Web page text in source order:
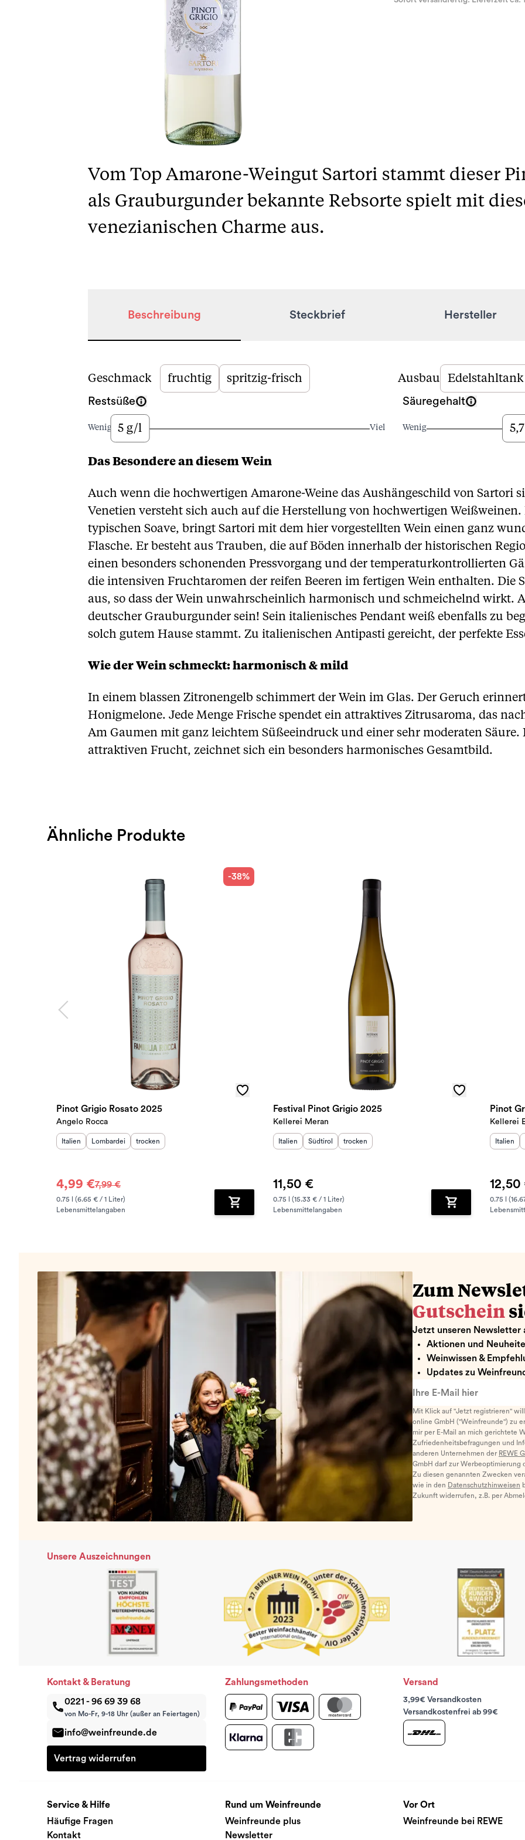
Vom Top Amarone-Weingut Sartori stammt dieser
als Grauburgunder bekannte Rebsorte spielt mit
venezianischen Charme aus.
Beschreibung Steckbrief Hersteller
Beschreibung
Geschmack fruchtig spritzig-frisch Ausbau Edelstahltank
Restsüße
Wenig 5 g/l Viel
Säuregehalt
Wenig
Das Besondere an diesem Wein
Auch wenn die hochwertigen Amarone-Weine das Aushängeschild von Sartori
Venetien versteht sich auch auf die Herstellung von hochwertigen Weißweinen.
typischen Soave, bringt Sartori mit dem hier vorgestellten Wein einen ganz
Flasche. Er besteht aus Trauben, die auf Böden innerhalb der historischen
einen besonders schonenden Pressvorgang und der temperaturkontrollierten
die intensiven Fruchtaromen der reifen Beeren im fertigen Wein enthalten. Die
aus, so dass der Wein unwahrscheinlich harmonisch und schmeichelnd wirkt.
deutscher Grauburgunder sein! Sein italienisches Pendant weiß ebenfalls zu
solch gutem Hause stammt. Zu italienischen Antipasti gereicht, der perfekte
Wie der Wein schmeckt: harmonisch & mild
In einem blassen Zitronengelb schimmert der Wein im Glas. Der Geruch
Honigmelone. Jede Menge Frische spendet ein attraktives Zitrusaroma, das
Am Gaumen mit ganz leichtem Süßeeindruck und einer sehr moderaten
attraktiven Frucht, zeichnet sich ein besonders harmonisches Gesamtbild.
Ähnliche Produkte
-38%
Pinot Grigio Rosato 2025
Angelo Rocca
Herkunftsland:
Italien Herkunftsregion:
Lombardei Geschmack
trocken
4,99 €7,99 €
0.75 l (6.65 € / 1 Liter)
Lebensmittelangaben
Zum Warenkorb hinzufügen
Festival Pinot Grigio 2025
Kellerei Meran
Herkunftsland:
Italien Herkunftsregion:
Südtirol Geschmack
trocken
11,50 €
0.75 l (15.33 € / 1 Liter)
Lebensmittelangaben
Zum Warenkorb
Pinot
Kellerei
Italien
12,50
0.75 l
Zum
Gutschein
Jetzt unseren Newsletter
Aktionen und
Weinwissen &
Updates zu
Mit Klick auf "Jetzt registrieren"
online GmbH ("Weinfreunde") zu
mir per E-Mail an mich gerichtete
Zufriedenheitsbefragungen und
anderen Unternehmen der REWE
GmbH darf zur Werbeoptimierung
Zu diesen genannten Zwecken
wie in den Datenschutzhinweisen
Zukunft widerrufen, z.B. per
Unsere Auszeichnungen
Kontakt & Beratung
0221 - 96 69 39 68
von Mo-Fr, 9-18 Uhr (außer an Feiertagen)
info@weinfreunde.de
Vertrag widerrufen
Zahlungsmethoden Versand
3,99€ Versandkosten
Versandkostenfrei ab 99€
Service & Hilfe
Häufige Fragen
Kontakt
Rund um Weinfreunde
Weinfreunde plus
Newsletter
Vor Ort
Weinfreunde bei REWE